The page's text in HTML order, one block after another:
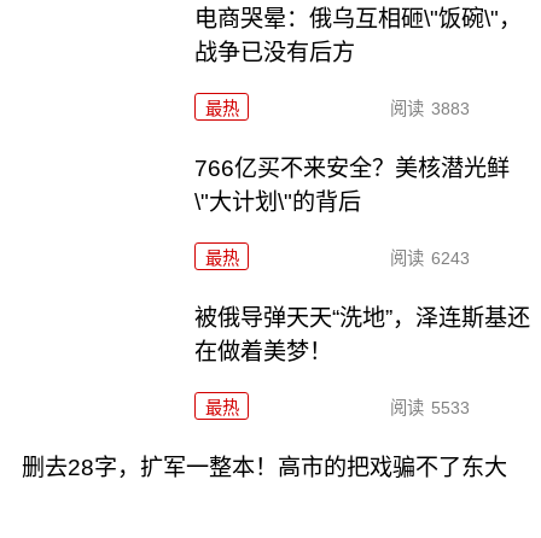
电商哭晕：俄乌互相砸\"饭碗\"，
战争已没有后方
最热 阅读 3883
766亿买不来安全？美核潜光鲜
\"大计划\"的背后
最热 阅读 6243
被俄导弹天天“洗地”，泽连斯基还
在做着美梦！
最热 阅读 5533
删去28字，扩军一整本！高市的把戏骗不了东大